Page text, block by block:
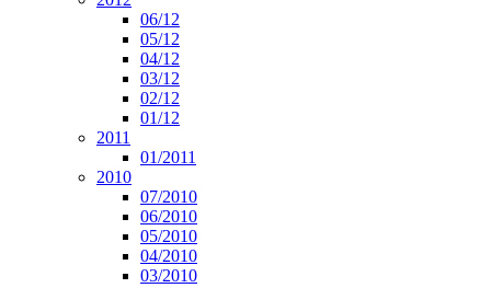
06/12
05/12
04/12
03/12
02/12
01/12
2011
01/2011
2010
07/2010
06/2010
05/2010
04/2010
03/2010